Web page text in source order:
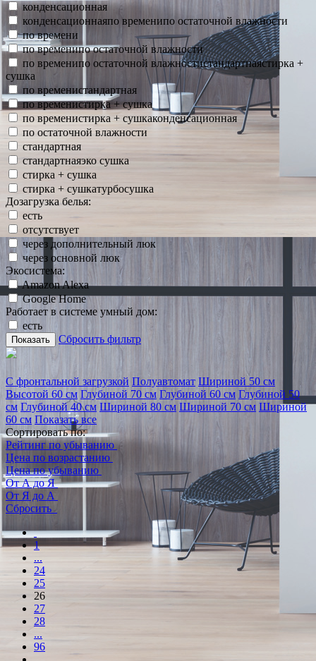
конденсационная
конденсационнаяпо временипо остаточной влажности
по времени
по временипо остаточной влажности
по временипо остаточной влажностистандартнаястирка +
сушка
по временистандартная
по временистирка + сушка
по временистирка + сушкаконденсационная
по остаточной влажности
стандартная
стандартнаяэко сушка
стирка + сушка
стирка + сушкатурбосушка
Дозагрузка белья:
есть
отсутствует
через дополнительный люк
через основной люк
Экосистема:
Amazon Alexa
Google Home
Работает в системе умный дом:
есть
Показать Сбросить фильтр
С фронтальной загрузкой Полуавтомат Шириной 50 см
Высотой 60 см Глубиной 70 см Глубиной 60 см Глубиной 50
см Глубиной 40 см Шириной 80 см Шириной 70 см Шириной
60 см Показать все
Сортировать по:
Рейтинг по убыванию
Цена по возрастанию
Цена по убыванию
От А до Я
От Я до А
Сбросить
1
...
24
25
26
27
28
...
96